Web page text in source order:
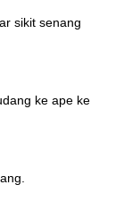
sikit senang
ke ape ke